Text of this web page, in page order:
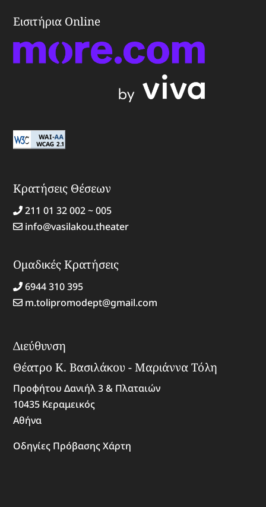
Εισιτήρια Online
Κρατήσεις Θέσεων
211 01 32 002 ~ 005
info@vasilakou.theater
Ομαδικές Κρατήσεις
6944 310 395
m.tolipromodept@gmail.com
Διεύθυνση
Θέατρο Κ. Βασιλάκου - Μαριάννα Τόλη
Προφήτου Δανιήλ 3 & Πλαταιών
10435 Κεραμεικός
Αθήνα
Οδηγίες Πρόβασης Χάρτη